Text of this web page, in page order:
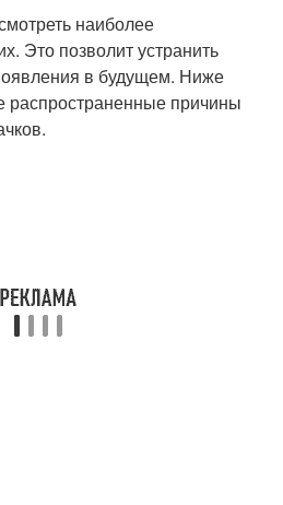
наиболее
Это позволит устранить
в будущем. Ниже
распространенные причины